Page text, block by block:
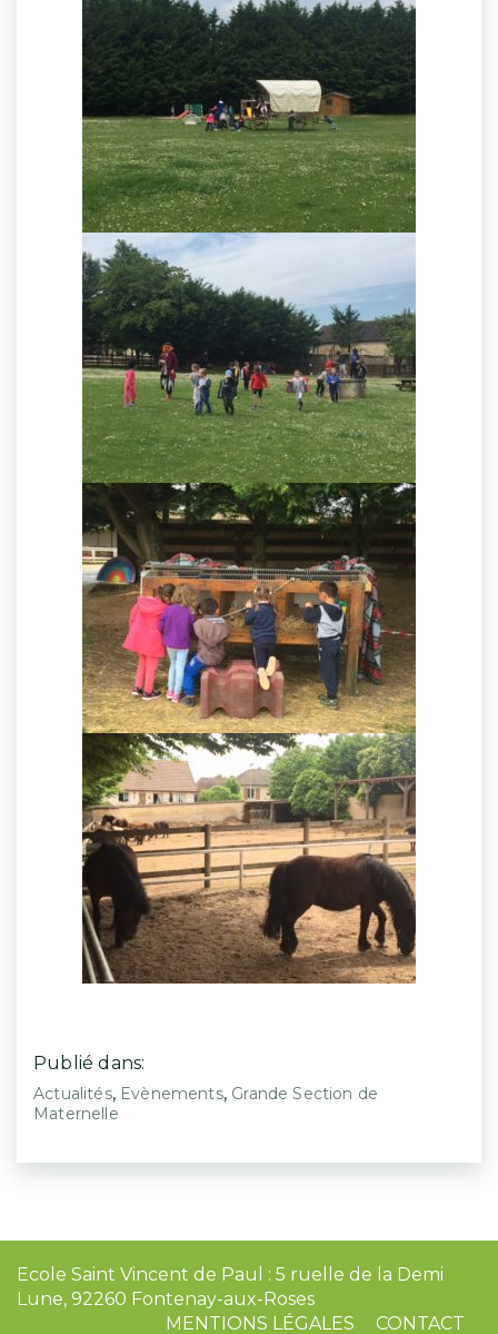
Publié dans:
Actualités, Evènements, Grande Section de
Maternelle
Ecole Saint Vincent de Paul : 5 ruelle de la Demi
Lune, 92260 Fontenay-aux-Roses
MENTIONS LÉGALES
CONTACT